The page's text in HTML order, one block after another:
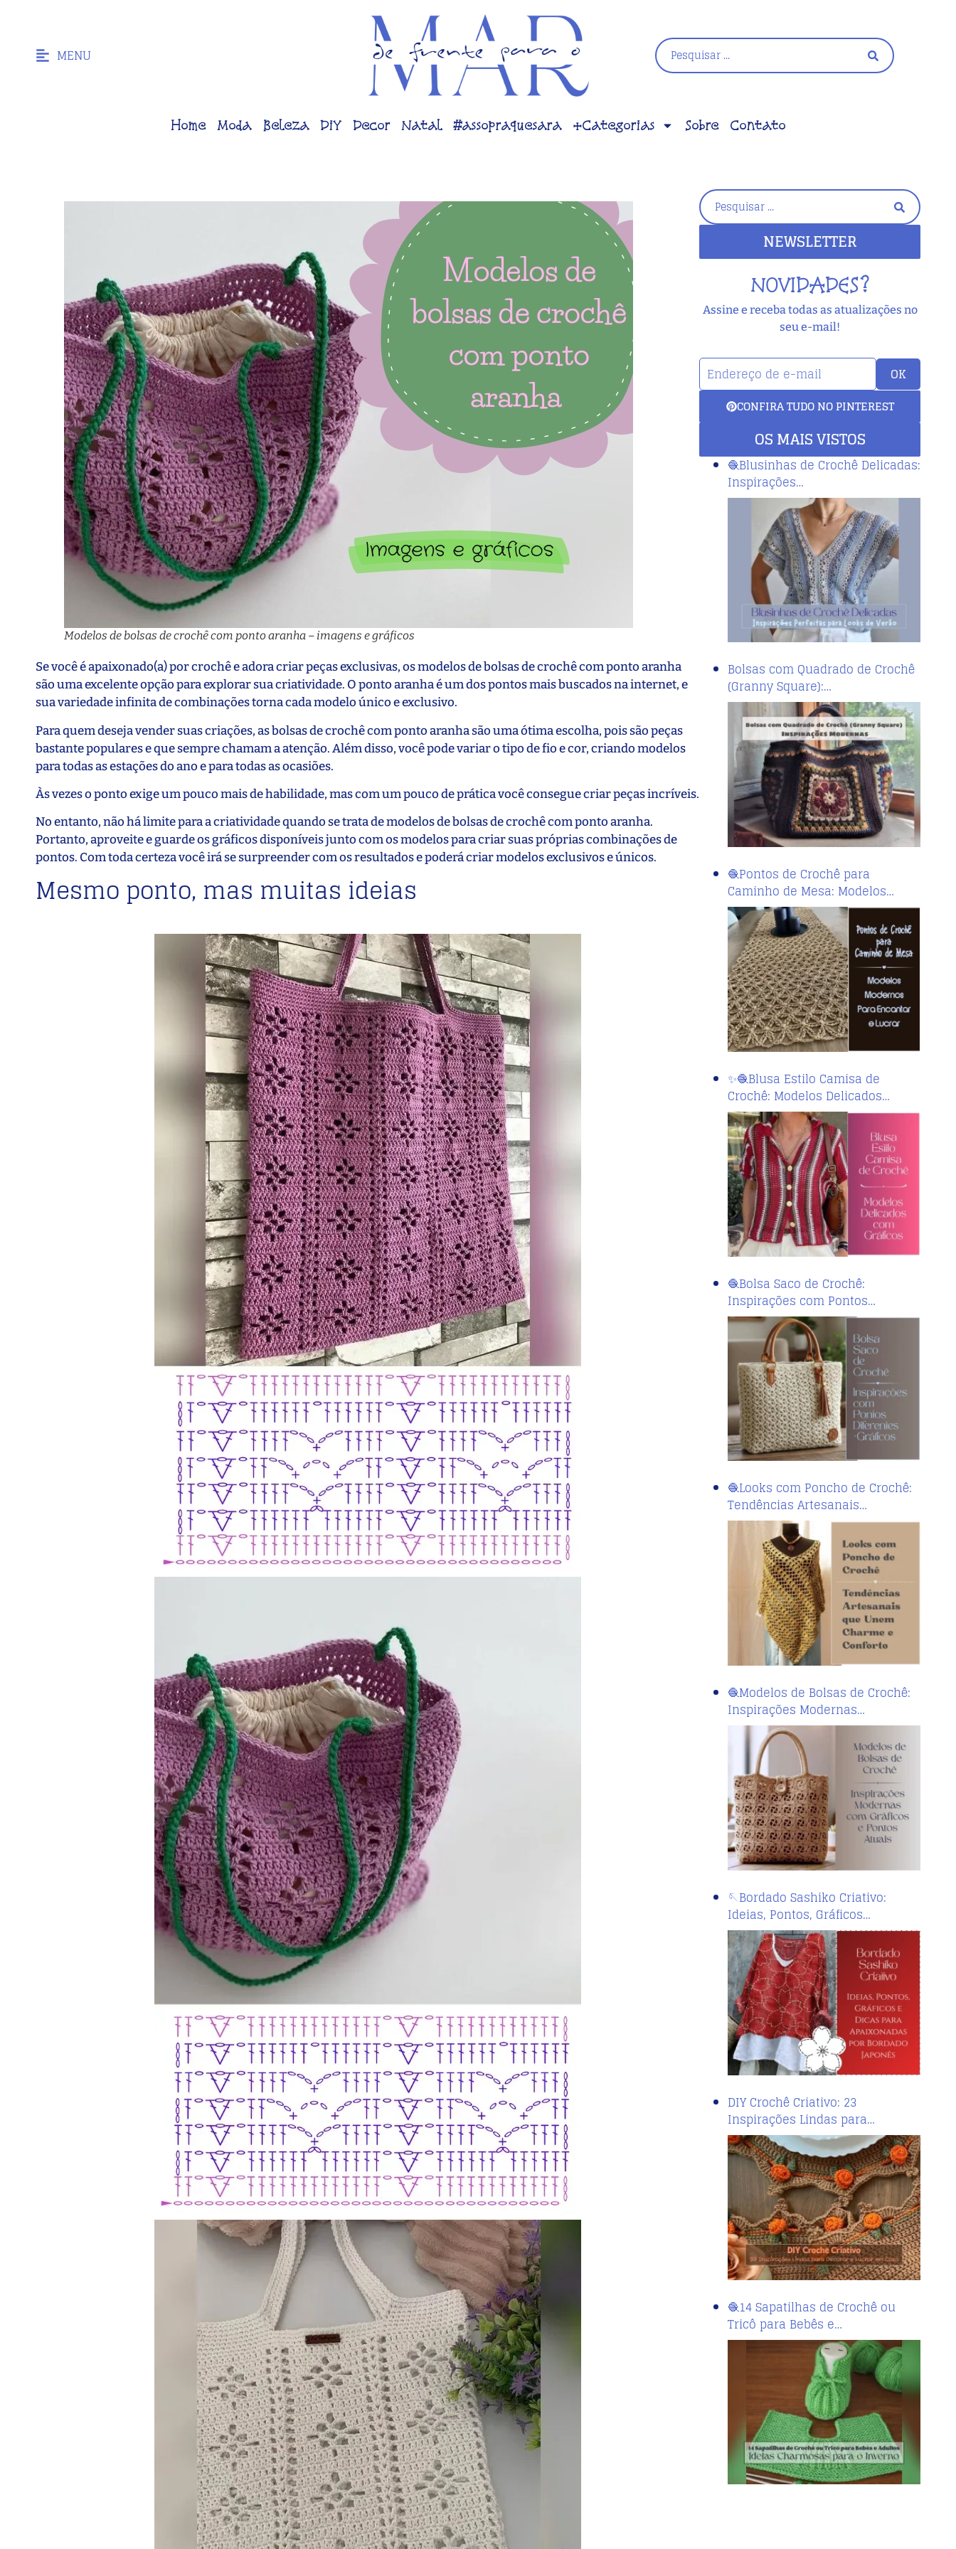
MENU
Home Moda Beleza DiY Decor Natal #assopraquesara +Categorias Sobre Contato
Modelos de bolsas de crochê com ponto aranha – imagens e gráficos
Se você é apaixonado(a) por crochê e adora criar peças exclusivas, os modelos de bolsas de crochê com ponto aranha
são uma excelente opção para explorar sua criatividade. O ponto aranha é um dos pontos mais buscados na internet, e
sua variedade infinita de combinações torna cada modelo único e exclusivo.
Para quem deseja vender suas criações, as bolsas de crochê com ponto aranha são uma ótima escolha, pois são peças
bastante populares e que sempre chamam a atenção. Além disso, você pode variar o tipo de fio e cor, criando modelos
para todas as estações do ano e para todas as ocasiões.
Às vezes o ponto exige um pouco mais de habilidade, mas com um pouco de prática você consegue criar peças incríveis.
No entanto, não há limite para a criatividade quando se trata de modelos de bolsas de crochê com ponto aranha.
Portanto, aproveite e guarde os gráficos disponíveis junto com os modelos para criar suas próprias combinações de
pontos. Com toda certeza você irá se surpreender com os resultados e poderá criar modelos exclusivos e únicos.
Mesmo ponto, mas muitas ideias
NEWSLETTER
NOVIDADES?
Assine e receba todas as atualizações no
seu e-mail!
OK
CONFIRA TUDO NO PINTEREST
OS MAIS VISTOS
🧶Blusinhas de Crochê Delicadas:
Inspirações…
Bolsas com Quadrado de Crochê
(Granny Square):…
🧶Pontos de Crochê para
Caminho de Mesa: Modelos…
✨🧶Blusa Estilo Camisa de
Crochê: Modelos Delicados…
🧶Bolsa Saco de Crochê:
Inspirações com Pontos…
🧶Looks com Poncho de Crochê:
Tendências Artesanais…
🧶Modelos de Bolsas de Crochê:
Inspirações Modernas…
🪡Bordado Sashiko Criativo:
Ideias, Pontos, Gráficos…
DIY Crochê Criativo: 23
Inspirações Lindas para…
🧶14 Sapatilhas de Crochê ou
Tricô para Bebês e…